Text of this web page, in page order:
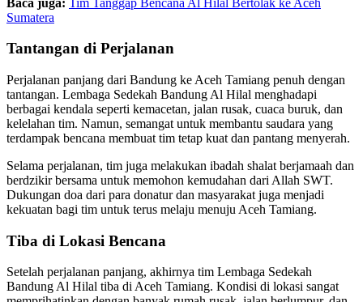
Sumatera
Tantangan di Perjalanan
Perjalanan panjang dari Bandung ke Aceh Tamiang penuh dengan
tantangan. Lembaga Sedekah Bandung Al Hilal menghadapi
berbagai kendala seperti kemacetan, jalan rusak, cuaca buruk, dan
kelelahan tim. Namun, semangat untuk membantu saudara yang
terdampak bencana membuat tim tetap kuat dan pantang menyerah.
Selama perjalanan, tim juga melakukan ibadah shalat berjamaah dan
berdzikir bersama untuk memohon kemudahan dari Allah SWT.
Dukungan doa dari para donatur dan masyarakat juga menjadi
kekuatan bagi tim untuk terus melaju menuju Aceh Tamiang.
Tiba di Lokasi Bencana
Setelah perjalanan panjang, akhirnya tim Lembaga Sedekah
Bandung Al Hilal tiba di Aceh Tamiang. Kondisi di lokasi sangat